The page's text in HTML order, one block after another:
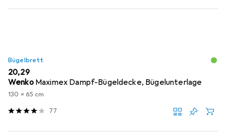
Bügelbrett
EUR
20,29
Wenko Maximex Dampf-Bügeldecke, Bügelunterlage
130 x 65 cm
77